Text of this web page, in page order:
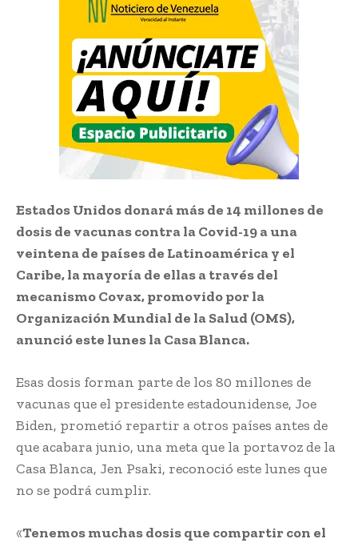
Estados Unidos donará más de 14 millones de
dosis de vacunas contra la Covid-19 a una
veintena de países de Latinoamérica y el
Caribe, la mayoría de ellas a través del
mecanismo Covax, promovido por la
Organización Mundial de la Salud (OMS),
anunció este lunes la Casa Blanca.
Esas dosis forman parte de los 80 millones de
vacunas que el presidente estadounidense, Joe
Biden, prometió repartir a otros países antes de
que acabara junio, una meta que la portavoz de la
Casa Blanca, Jen Psaki, reconoció este lunes que
no se podrá cumplir.
«Tenemos muchas dosis que compartir con el